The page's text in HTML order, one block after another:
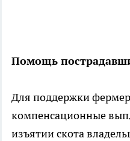
Помощь
Для поддержки
компенсационные
изъятии скота